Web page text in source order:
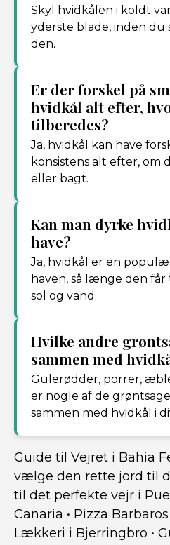
Skyl hvidkålen i koldt
yderste blade, inden
den.
Er der forskel på
hvidkål alt efter,
tilberedes?
Ja, hvidkål kan have
konsistens alt efter, om
eller bagt.
Kan man dyrke
have?
Ja, hvidkål er en
haven, så længe den
sol og vand.
Hvilke andre
sammen med
Gulerødder, porrer,
er nogle af de
sammen med hvidkål i
Guide til Vejret i Bahia
vælge den rette jord til
til det perfekte vejr i
Canaria • Pizza
Lækkeri i Bjerringbro •